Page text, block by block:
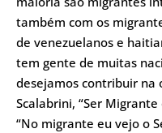
também com os
de venezuelanos e
tem gente de muitas
desejamos contribuir na
Scalabrini, “Ser
“No migrante eu vejo o